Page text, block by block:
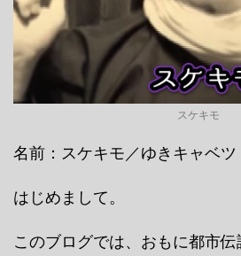
スケキモ
名前：スケキモ／ゆきキャベツ
はじめまして。
このブログでは、おもに都市